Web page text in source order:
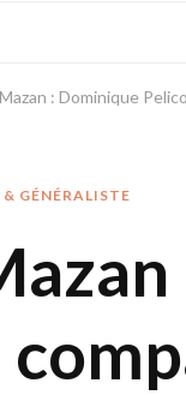
: Dominique
GÉNÉRALISTE